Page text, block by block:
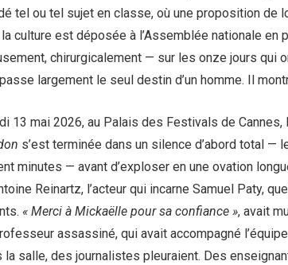
tel ou tel sujet en classe, où une proposition de
culture est déposée à l’Assemblée nationale en
chirurgicalement — sur les onze jours qui
largement le seul destin d’un homme. Il
13 mai 2026, au Palais des Festivals de
s’est terminée dans un silence d’abord total —
minutes — avant d’exploser en une ovation
Reinartz, l’acteur qui incarne Samuel Paty,
« Merci à Mickaëlle pour sa confiance », avait
assassiné, qui avait accompagné
la salle, des journalistes pleuraient. Des